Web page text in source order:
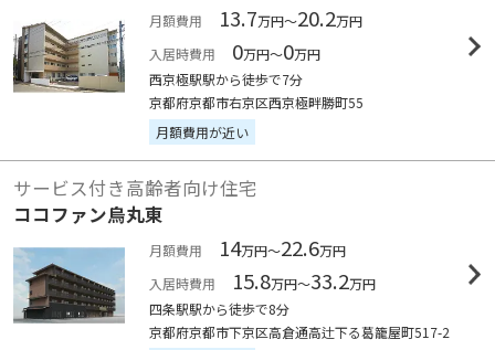
月額費用 13.7万円～20.2万円
入居時費用
0万円～0万円
西京極駅駅から徒歩で7分
京都府京都市右京区西京極畔勝町55
月額費用が近い
サービス付き高齢者向け住宅
ココファン烏丸東
月額費用 14万円～22.6万円
入居時費用
15.8万円～33.2万円
四条駅駅から徒歩で8分
京都府京都市下京区高倉通高辻下る葛籠屋町517-2